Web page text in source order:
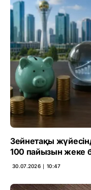
Зейнетақы
100 пайызын жеке
30.07.2026 ∣ 10:47